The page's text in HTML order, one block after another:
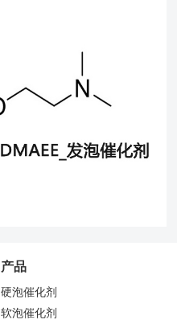
产品
硬泡催化剂
软泡催化剂